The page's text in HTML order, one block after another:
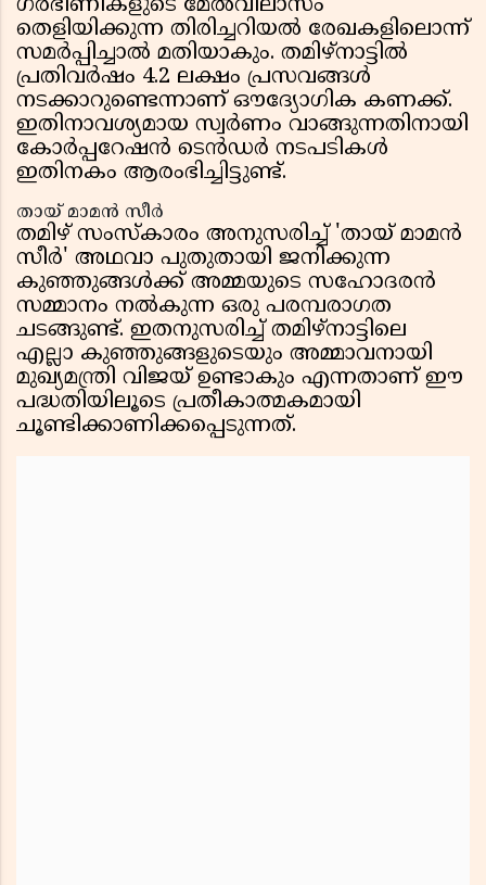
ഗർഭിണികളുടെ മേൽവിലാസം
തെളിയിക്കുന്ന തിരിച്ചറിയൽ രേഖകളിലൊന്ന്
സമർപ്പിച്ചാൽ മതിയാകും. തമിഴ്നാട്ടിൽ
പ്രതിവർഷം 4.2 ലക്ഷം പ്രസവങ്ങൾ
നടക്കാറുണ്ടെന്നാണ് ഔദ്യോഗിക കണക്ക്.
ഇതിനാവശ്യമായ സ്വർണം വാങ്ങുന്നതിനായി
കോർപ്പറേഷൻ ടെൻഡർ നടപടികൾ
ഇതിനകം ആരംഭിച്ചിട്ടുണ്ട്.
തായ് മാമൻ സീർ
തമിഴ് സംസ്കാരം അനുസരിച്ച് 'തായ് മാമൻ
സീർ' അഥവാ പുതുതായി ജനിക്കുന്ന
കുഞ്ഞുങ്ങൾക്ക് അമ്മയുടെ സഹോദരൻ
സമ്മാനം നൽകുന്ന ഒരു പരമ്പരാഗത
ചടങ്ങുണ്ട്. ഇതനുസരിച്ച് തമിഴ്‌നാട്ടിലെ
എല്ലാ കുഞ്ഞുങ്ങളുടെയും അമ്മാവനായി
മുഖ്യമന്ത്രി വിജയ് ഉണ്ടാകും എന്നതാണ് ഈ
പദ്ധതിയിലൂടെ പ്രതീകാത്മകമായി
ചൂണ്ടിക്കാണിക്കപ്പെടുന്നത്.